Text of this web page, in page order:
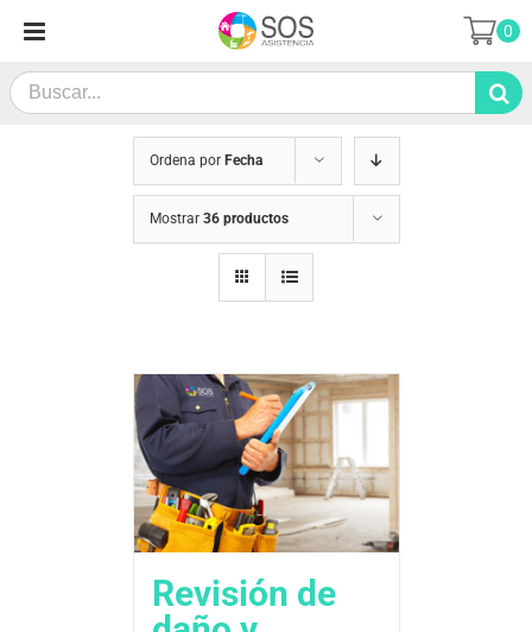
contenido
Search
for:
0
Ordena por Fecha
Mostrar 36 productos
Revisión de